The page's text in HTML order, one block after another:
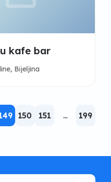
kafe bar
Bijeljina
150 151 ... 199